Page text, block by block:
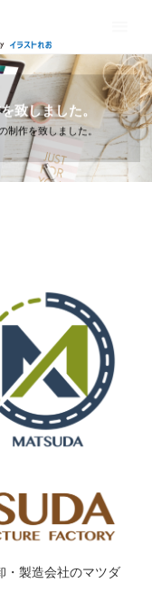
ス
ト
れ
お
致しました。
制作を致しました。
・製造会社のマツダ